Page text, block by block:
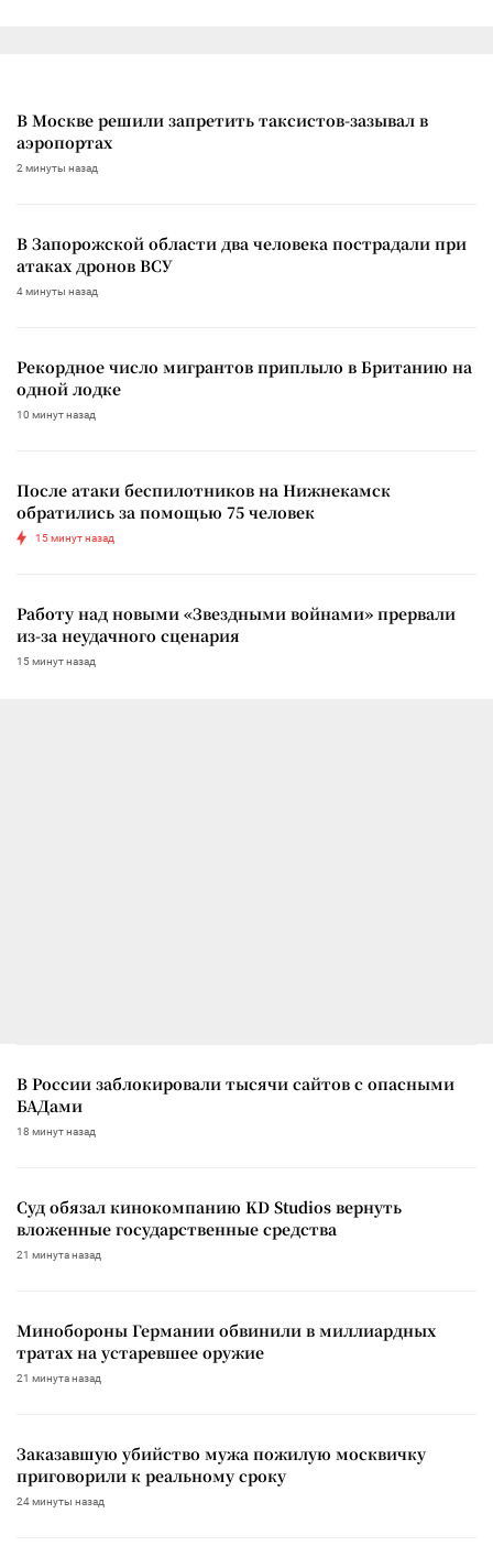
В Москве решили запретить таксистов-зазывал в
аэропортах
2 минуты назад
В Запорожской области два человека пострадали при
атаках дронов ВСУ
4 минуты назад
Рекордное число мигрантов приплыло в Британию на
одной лодке
10 минут назад
После атаки беспилотников на Нижнекамск
обратились за помощью 75 человек
15 минут назад
Работу над новыми «Звездными войнами» прервали
из-за неудачного сценария
15 минут назад
В России заблокировали тысячи сайтов с опасными
БАДами
18 минут назад
Суд обязал кинокомпанию KD Studios вернуть
вложенные государственные средства
21 минута назад
Минобороны Германии обвинили в миллиардных
тратах на устаревшее оружие
21 минута назад
Заказавшую убийство мужа пожилую москвичку
приговорили к реальному сроку
24 минуты назад